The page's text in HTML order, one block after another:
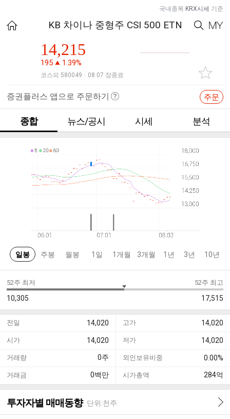
국내종목 KRX시세 기준
KB 차이나 중형주 CSI 500 ETN
14,215
195 1.39%
코스피 580049 08.07 장종료
증권플러스 앱으로 주문하기 주문
종합 뉴스/공시 시세 분석
일봉 주봉 월봉 1일 1개월 3개월 1년 3년 10년
52주 최저
10,305
52주 최고
17,515
전일 14,020 고가 14,020
시가 14,020 저가 14,020
거래량 0주 외인보유비중 0.00%
거래금 0백만 시가총액 284억
투자자별 매매동향 단위:천주